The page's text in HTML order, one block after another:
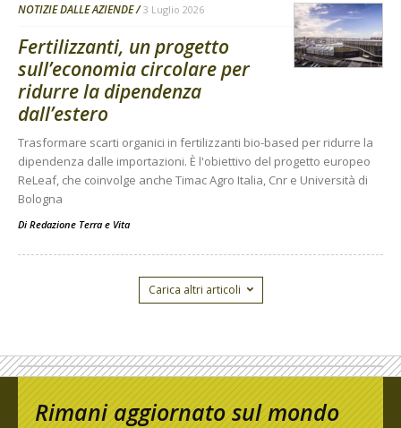
NOTIZIE DALLE AZIENDE 3 Luglio 2026
Fertilizzanti, un progetto
sull’economia circolare per
ridurre la dipendenza
dall’estero
Trasformare scarti organici in fertilizzanti bio-based per ridurre la
dipendenza dalle importazioni. È l'obiettivo del progetto europeo
ReLeaf, che coinvolge anche Timac Agro Italia, Cnr e Università di
Bologna
Di Redazione Terra e Vita
Carica altri articoli
Rimani aggiornato sul mondo